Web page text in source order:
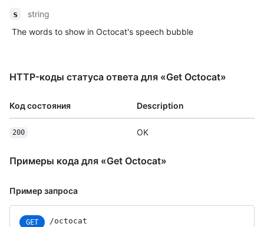
s
string
The words to show in Octocat's speech bubble
HTTP-коды статуса ответа для «Get Octocat»
Код состояния Description
200 OK
Примеры кода для «Get Octocat»
Пример запроса
GET /octocat